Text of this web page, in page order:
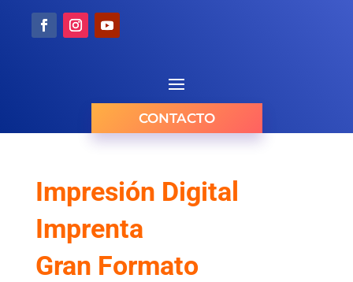
CONTACTO
Impresión Digital
Imprenta
Gran Formato